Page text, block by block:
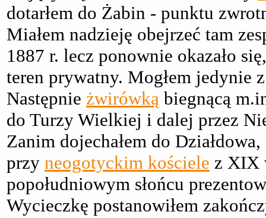
dotarłem do Żabin - punktu
Miałem nadzieję obejrzeć tam
1887 r. lecz ponownie okazało
teren prywatny. Mogłem jedynie
Następnie żwirówką biegnącą
do Turzy Wielkiej i dalej przez
Zanim dojechałem do
przy neogotyckim kościele z XIX
popołudniowym słońcu
Wycieczkę postanowiłem